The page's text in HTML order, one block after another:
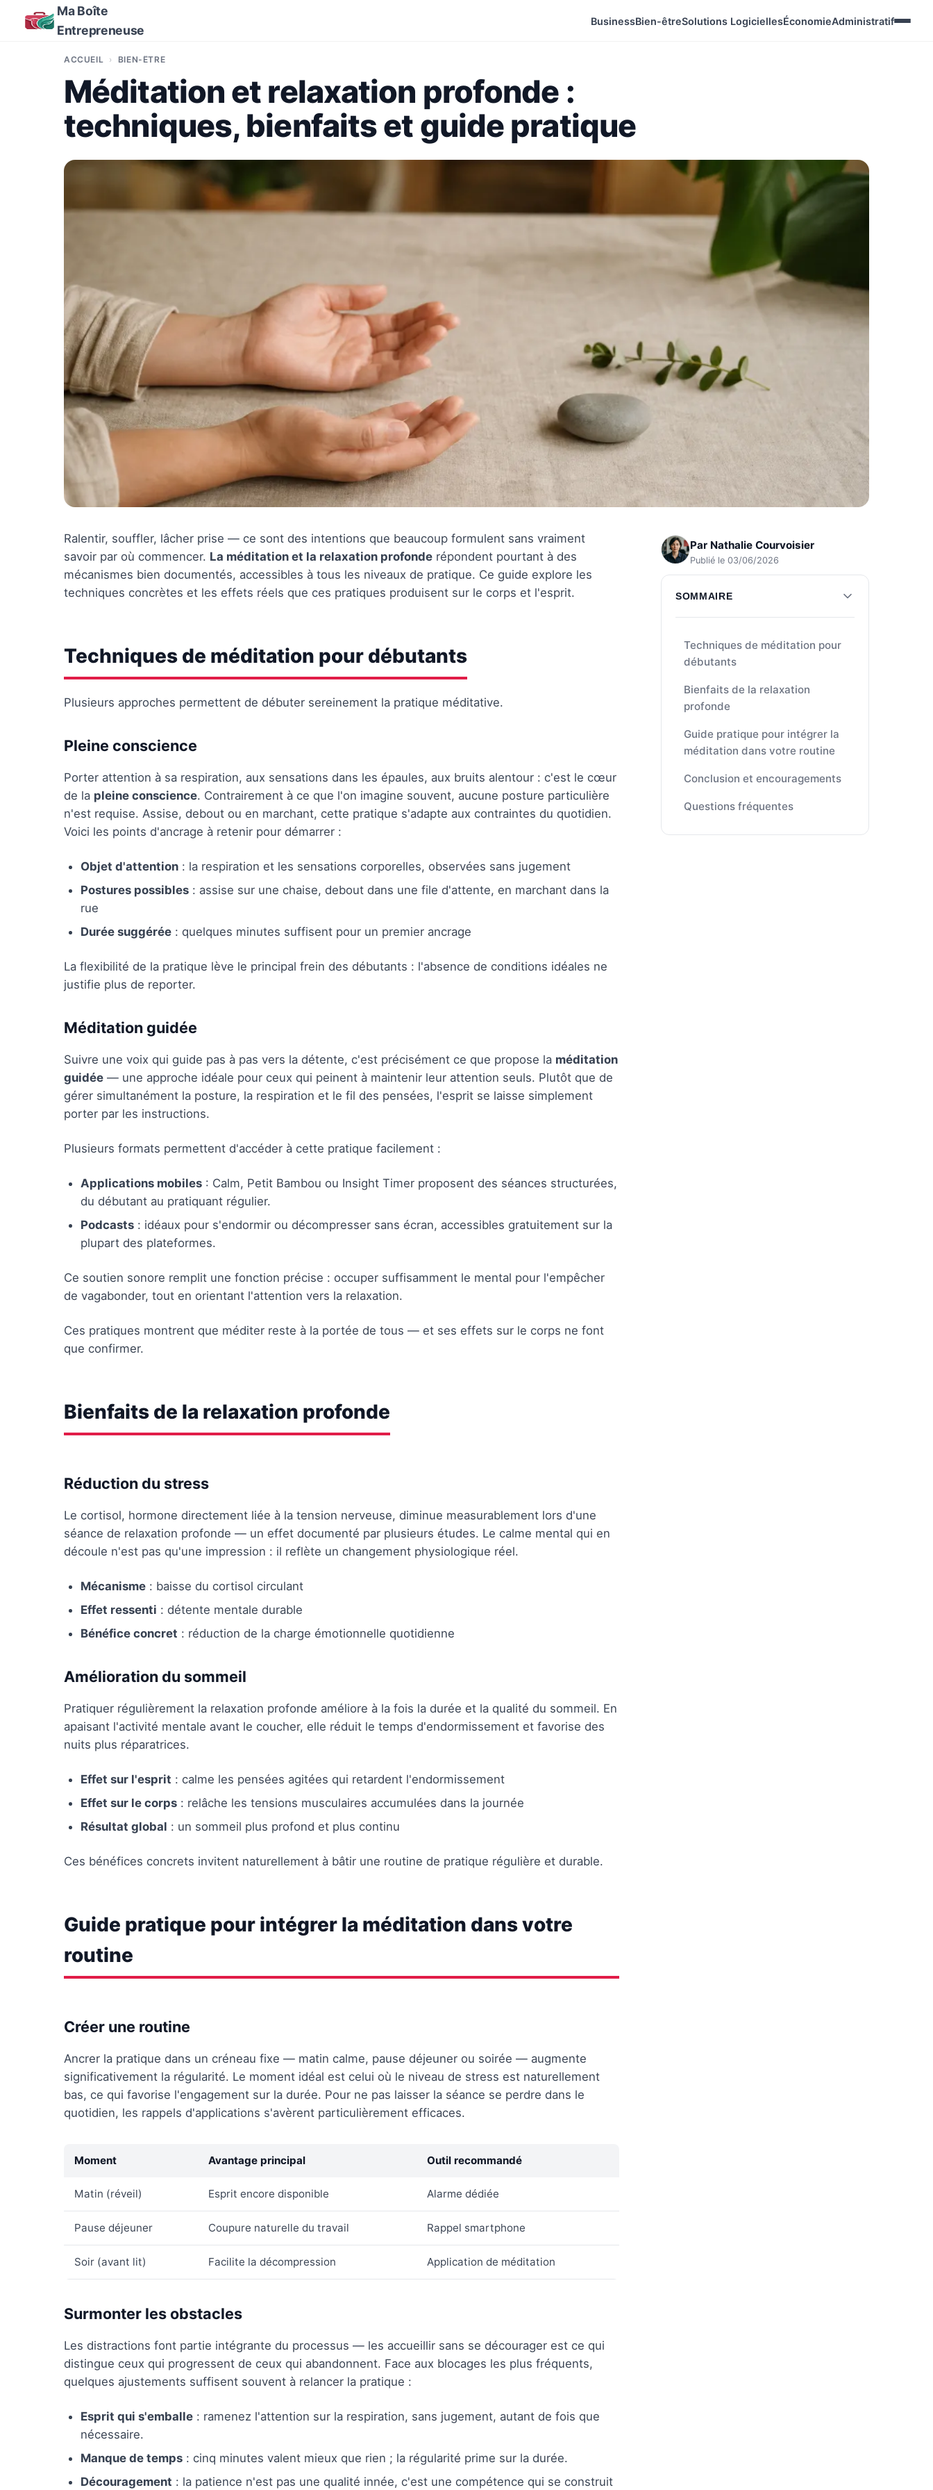
Ma Boîte
Entrepreneuse
BusinessBien-êtreSolutions LogiciellesÉconomieAdministratif
ACCUEIL BIEN-ÊTRE
Méditation et relaxation profonde :
techniques, bienfaits et guide pratique
Par Nathalie Courvoisier
Publié le 03/06/2026
SOMMAIRE
Techniques de méditation pour
débutants
Bienfaits de la relaxation
profonde
Guide pratique pour intégrer la
méditation dans votre routine
Conclusion et encouragements
Questions fréquentes
Ralentir, souffler, lâcher prise — ce sont des intentions que beaucoup formulent sans vraiment
savoir par où commencer. La méditation et la relaxation profonde répondent pourtant à des
mécanismes bien documentés, accessibles à tous les niveaux de pratique. Ce guide explore les
techniques concrètes et les effets réels que ces pratiques produisent sur le corps et l'esprit.
Techniques de méditation pour débutants
Plusieurs approches permettent de débuter sereinement la pratique méditative.
Pleine conscience
Porter attention à sa respiration, aux sensations dans les épaules, aux bruits alentour : c'est le cœur
de la pleine conscience. Contrairement à ce que l'on imagine souvent, aucune posture particulière
n'est requise. Assise, debout ou en marchant, cette pratique s'adapte aux contraintes du quotidien.
Voici les points d'ancrage à retenir pour démarrer :
Objet d'attention : la respiration et les sensations corporelles, observées sans jugement
Postures possibles : assise sur une chaise, debout dans une file d'attente, en marchant dans la
rue
Durée suggérée : quelques minutes suffisent pour un premier ancrage
La flexibilité de la pratique lève le principal frein des débutants : l'absence de conditions idéales ne
justifie plus de reporter.
Méditation guidée
Suivre une voix qui guide pas à pas vers la détente, c'est précisément ce que propose la méditation
guidée — une approche idéale pour ceux qui peinent à maintenir leur attention seuls. Plutôt que de
gérer simultanément la posture, la respiration et le fil des pensées, l'esprit se laisse simplement
porter par les instructions.
Plusieurs formats permettent d'accéder à cette pratique facilement :
Applications mobiles : Calm, Petit Bambou ou Insight Timer proposent des séances structurées,
du débutant au pratiquant régulier.
Podcasts : idéaux pour s'endormir ou décompresser sans écran, accessibles gratuitement sur la
plupart des plateformes.
Ce soutien sonore remplit une fonction précise : occuper suffisamment le mental pour l'empêcher
de vagabonder, tout en orientant l'attention vers la relaxation.
Ces pratiques montrent que méditer reste à la portée de tous — et ses effets sur le corps ne font
que confirmer.
Bienfaits de la relaxation profonde
Réduction du stress
Le cortisol, hormone directement liée à la tension nerveuse, diminue measurablement lors d'une
séance de relaxation profonde — un effet documenté par plusieurs études. Le calme mental qui en
découle n'est pas qu'une impression : il reflète un changement physiologique réel.
Mécanisme : baisse du cortisol circulant
Effet ressenti : détente mentale durable
Bénéfice concret : réduction de la charge émotionnelle quotidienne
Amélioration du sommeil
Pratiquer régulièrement la relaxation profonde améliore à la fois la durée et la qualité du sommeil. En
apaisant l'activité mentale avant le coucher, elle réduit le temps d'endormissement et favorise des
nuits plus réparatrices.
Effet sur l'esprit : calme les pensées agitées qui retardent l'endormissement
Effet sur le corps : relâche les tensions musculaires accumulées dans la journée
Résultat global : un sommeil plus profond et plus continu
Ces bénéfices concrets invitent naturellement à bâtir une routine de pratique régulière et durable.
Guide pratique pour intégrer la méditation dans votre
routine
Créer une routine
Ancrer la pratique dans un créneau fixe — matin calme, pause déjeuner ou soirée — augmente
significativement la régularité. Le moment idéal est celui où le niveau de stress est naturellement
bas, ce qui favorise l'engagement sur la durée. Pour ne pas laisser la séance se perdre dans le
quotidien, les rappels d'applications s'avèrent particulièrement efficaces.
Moment Avantage principal Outil recommandé
Matin (réveil) Esprit encore disponible Alarme dédiée
Pause déjeuner Coupure naturelle du travail Rappel smartphone
Soir (avant lit) Facilite la décompression Application de méditation
Surmonter les obstacles
Les distractions font partie intégrante du processus — les accueillir sans se décourager est ce qui
distingue ceux qui progressent de ceux qui abandonnent. Face aux blocages les plus fréquents,
quelques ajustements suffisent souvent à relancer la pratique :
Esprit qui s'emballe : ramenez l'attention sur la respiration, sans jugement, autant de fois que
nécessaire.
Manque de temps : cinq minutes valent mieux que rien ; la régularité prime sur la durée.
Découragement : la patience n'est pas une qualité innée, c'est une compétence qui se construit